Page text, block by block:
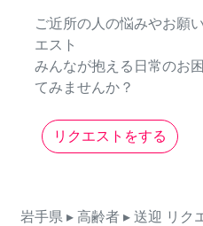
ご近所の人の悩みやお願
エスト
みんなが抱える日常のお
てみませんか？
リクエストをする
岩手県 ▸ 高齢者 ▸ 送迎 リク